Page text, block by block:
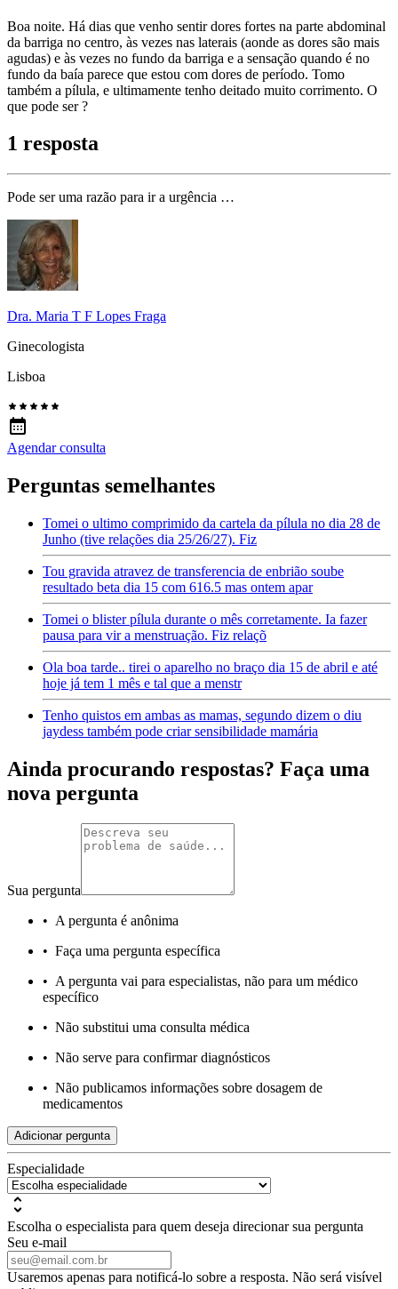
Boa noite. Há dias que venho sentir dores fortes na parte abdominal
da barriga no centro, às vezes nas laterais (aonde as dores são mais
agudas) e às vezes no fundo da barriga e a sensação quando é no
fundo da baía parece que estou com dores de período. Tomo
também a pílula, e ultimamente tenho deitado muito corrimento. O
que pode ser ?
1 resposta
Pode ser uma razão para ir a urgência …
Dra. Maria T F Lopes Fraga
Ginecologista
Lisboa
Agendar consulta
Perguntas semelhantes
Tomei o ultimo comprimido da cartela da pílula no dia 28 de
Junho (tive relações dia 25/26/27). Fiz
Tou gravida atravez de transferencia de enbrião soube
resultado beta dia 15 com 616.5 mas ontem apar
Tomei o blister pílula durante o mês corretamente. Ia fazer
pausa para vir a menstruação. Fiz relaçõ
Ola boa tarde.. tirei o aparelho no braço dia 15 de abril e até
hoje já tem 1 mês e tal que a menstr
Tenho quistos em ambas as mamas, segundo dizem o diu
jaydess também pode criar sensibilidade mamária
Ainda procurando respostas? Faça uma
nova pergunta
Sua pergunta
• A pergunta é anônima
• Faça uma pergunta específica
• A pergunta vai para especialistas, não para um médico
específico
• Não substitui uma consulta médica
• Não serve para confirmar diagnósticos
• Não publicamos informações sobre dosagem de
medicamentos
Adicionar pergunta
Especialidade
Escolha o especialista para quem deseja direcionar sua pergunta
Seu e-mail
Usaremos apenas para notificá-lo sobre a resposta. Não será visível